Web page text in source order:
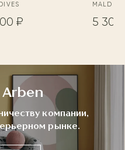
₽ 5 300
компании,
рынке.